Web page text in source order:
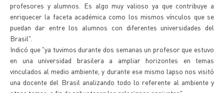
profesores y alumnos. Es algo muy valioso ya que contribuye a
enriquecer la faceta académica como los mismos vínculos que se
puedan dar entre los alumnos con diferentes universidades del
Brasil".
Indicó que "ya tuvimos durante dos semanas un profesor que estuvo
en una universidad brasilera a ampliar horizontes en temas
vinculados al medio ambiente, y durante ese mismo lapso nos visitó
una docente del Brasil analizando todo lo referente al ambiente y